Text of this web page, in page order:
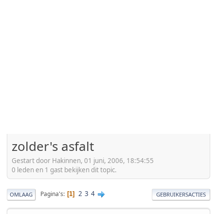
zolder's asfalt
Gestart door Hakinnen, 01 juni, 2006, 18:54:55
0 leden en 1 gast bekijken dit topic.
OMLAAG Pagina's 1 2 3 4 GEBRUIKERSACTIES